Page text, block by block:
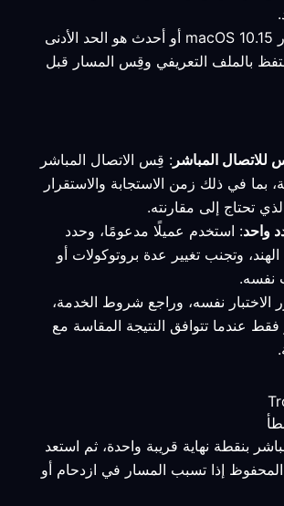
: الإصدار macOS 10.15 أو أحدث هو الحد الأدنى
بالملف التعريفي وقِس المسار قبل
المباشر : قِس الاتصال المباشر
بما في ذلك زمن الاستجابة والاستقرار
تحتاج إلى مقارنته.
واحد: استخدم عميلًا مدعومًا، وحدد
وتجنب تغيير عدة بروتوكولات أو
نفسه.
الاختبار نفسه، وراجع شروط الخدمة،
عندما تتوافق النتيجة المقاسة مع
بنقطة نهاية قريبة واحدة، ثم استعد
المحفوظ إذا تسبب المسار في ازدحام أو